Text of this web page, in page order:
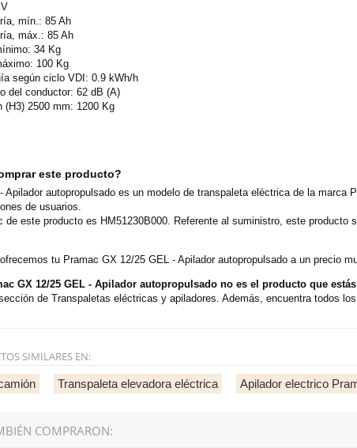
mín.: 85 Ah
máx.: 85 Ah
34 Kg
100 Kg
según ciclo VDI: 0.9 kWh/h
del conductor: 62 dB (A)
(H3) 2500 mm: 1200 Kg
este producto?
Apilador autopropulsado es un modelo de transpaleta eléctrica de la marca
de usuarios.
de este producto es HM51230B000. Referente al suministro, este
tu Pramac GX 12/25 GEL - Apilador autopropulsado a un precio
GX 12/25 GEL - Apilador autopropulsado no es el producto que
de Transpaletas eléctricas y apiladores. Además, encuentra todos
SIMILARES EN:
Transpaleta elevadora eléctrica Apilador electrico
COMPRARON: